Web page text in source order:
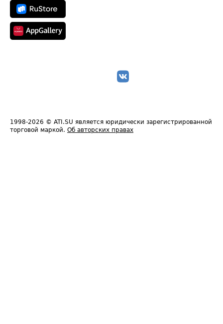
1998-2026 © ATI.SU является юридически зарегистрированной
торговой маркой. Об авторских правах